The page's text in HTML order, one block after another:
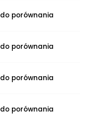
do porównania
do porównania
do porównania
do porównania